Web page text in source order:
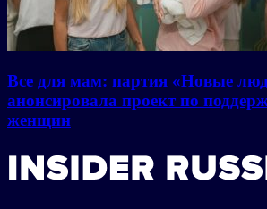
Все для мам: партия «Новые
анонсировала проект по
женщин